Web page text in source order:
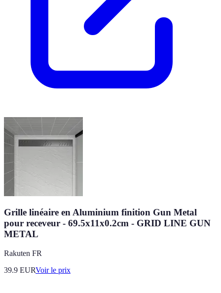
Grille linéaire en Aluminium finition Gun Metal
pour receveur - 69.5x11x0.2cm - GRID LINE GUN
METAL
Rakuten FR
39.9 EURVoir le prix